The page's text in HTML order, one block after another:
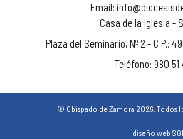
Email:
Casa de la Iglesia -
Plaza del Seminario, Nº 2 - C.P.:
Teléfono: 980 51
© Obispado de Zamora 2026. Todos
diseño web